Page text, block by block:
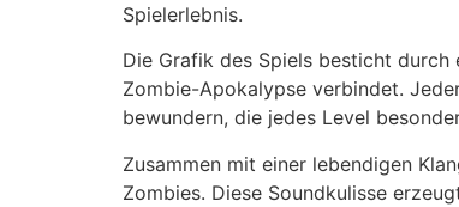
Spielerlebnis.
Die Grafik des Spiels besticht
Zombie-Apokalypse verbindet.
bewundern, die jedes Level
Zusammen mit einer lebendigen
Zombies. Diese Soundkulisse